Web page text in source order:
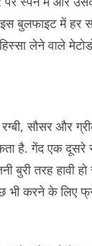
बुलफाइट में हर
लेने वाले
सौसर और
है. गेंद एक दूसरे
तरह हावी हो
करने के लिए